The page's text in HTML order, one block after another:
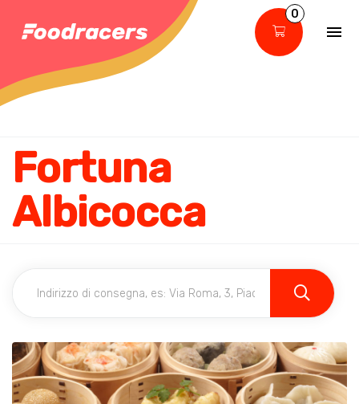
0
Fortuna
Albicocca